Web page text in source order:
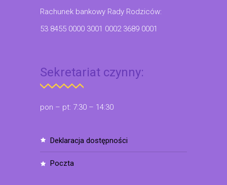
Rachunek bankowy Rady Rodziców:
53 8455 0000 3001 0002 3689 0001
Sekretariat czynny:
pon – pt: 7:30 – 14:30
deklaracja dostępności
poczta